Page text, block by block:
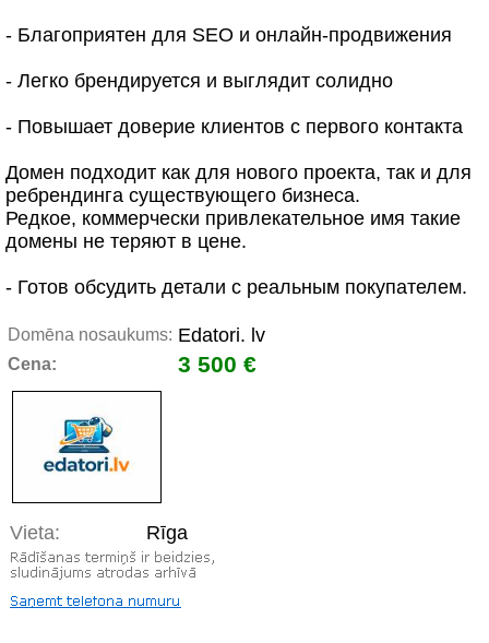
- Благоприятен для SEO и онлайн-продвижения
- Легко брендируется и выглядит солидно
- Повышает доверие клиентов с первого контакта
Домен подходит как для нового проекта, так и для
ребрендинга существующего бизнеса.
Редкое, коммерчески привлекательное имя такие
домены не теряют в цене.
- Готов обсудить детали с реальным покупателем.
Domēna nosaukums: Edatori. lv
Cena: 3 500 €
Vieta: Rīga